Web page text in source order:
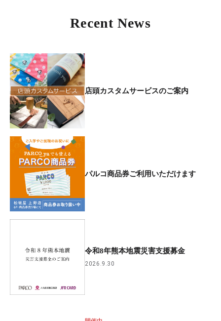
Recent News
店頭カスタムサービスのご案内
パルコ商品券ご利用いただけます
令和8年熊本地震災害支援募金
2026.9.30